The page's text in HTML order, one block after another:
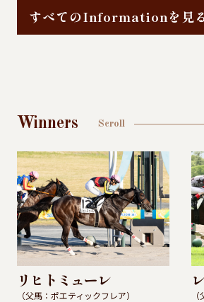
すべてのInformationを見
Winners Scroll
リヒトミューレ
（父馬：ポエティックフレア）